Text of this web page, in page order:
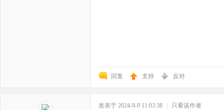
回复 支持 反对
发表于 2024-9-9 11:03:38 只看该作者